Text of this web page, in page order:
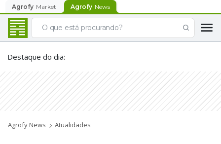
Agrofy Market Agrofy News
Destaque do dia:
Agrofy News Atualidades